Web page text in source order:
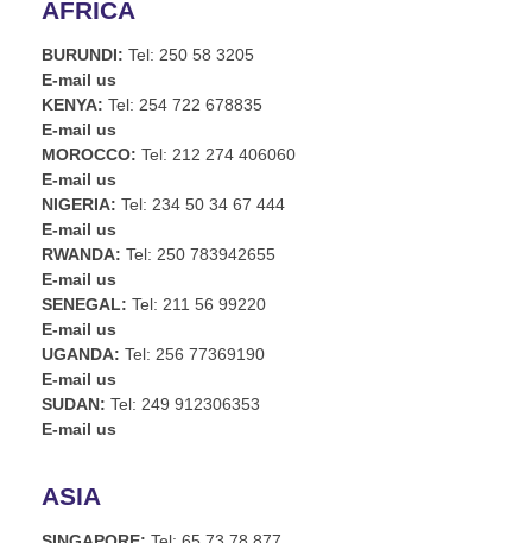
AFRICA
BURUNDI: Tel: 250 58 3205
E-mail us
KENYA: Tel: 254 722 678835
E-mail us
MOROCCO: Tel: 212 274 406060
E-mail us
NIGERIA: Tel: 234 50 34 67 444
E-mail us
RWANDA: Tel: 250 783942655
E-mail us
SENEGAL: Tel: 211 56 99220
E-mail us
UGANDA: Tel: 256 77369190
E-mail us
SUDAN: Tel: 249 912306353
E-mail us
ASIA